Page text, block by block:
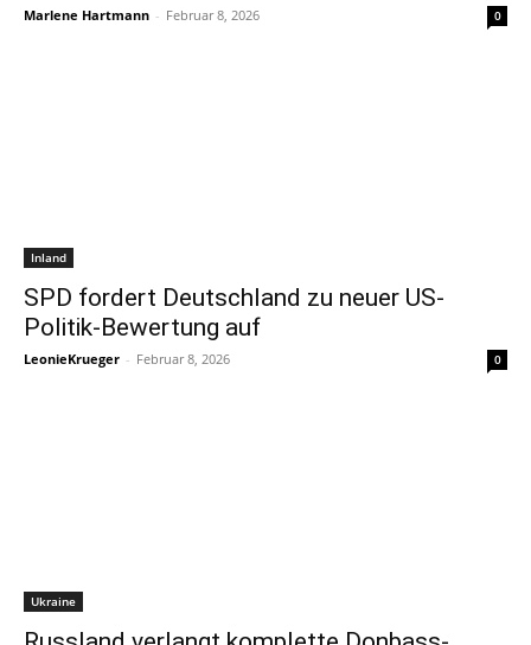
Marlene Hartmann - Februar 8, 2026 0
Inland
SPD fordert Deutschland zu neuer US-
Politik-Bewertung auf
LeonieKrueger - Februar 8, 2026 0
Ukraine